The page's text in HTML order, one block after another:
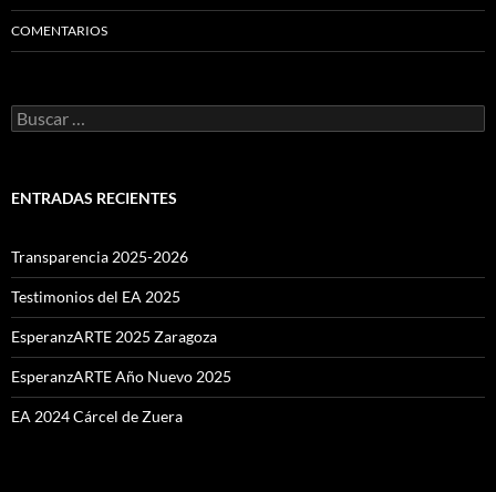
COMENTARIOS
Buscar:
ENTRADAS RECIENTES
Transparencia 2025-2026
Testimonios del EA 2025
EsperanzARTE 2025 Zaragoza
EsperanzARTE Año Nuevo 2025
EA 2024 Cárcel de Zuera